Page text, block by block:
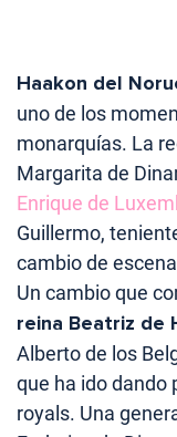
Haakon del
uno de los
monarquías. La
Margarita de
Enrique de
Guillermo,
cambio de
Un cambio que
reina Beatriz de
Alberto de los
que ha ido dando
royals. Una